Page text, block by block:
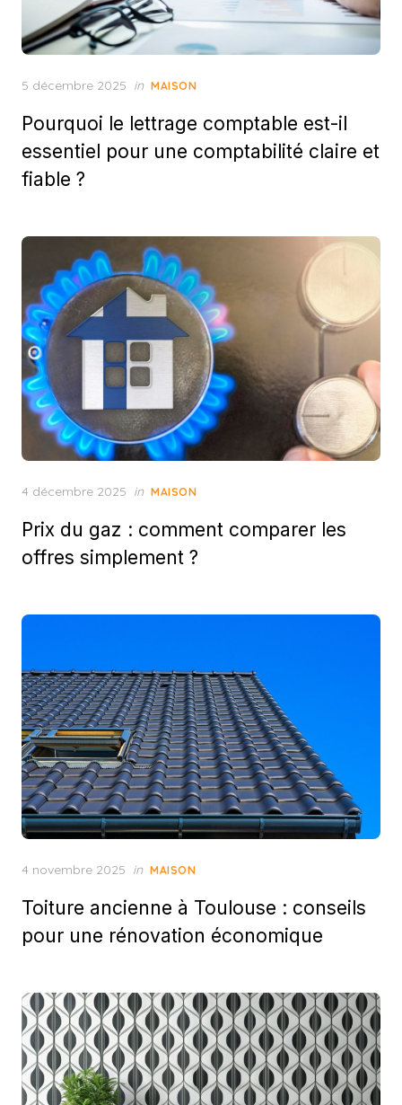
Posted
5 décembre 2025 in MAISON
Pourquoi le lettrage comptable est-il
essentiel pour une comptabilité claire et
fiable ?
Posted
4 décembre 2025 in MAISON
Prix du gaz : comment comparer les
offres simplement ?
Posted
4 novembre 2025 in MAISON
Toiture ancienne à Toulouse : conseils
pour une rénovation économique